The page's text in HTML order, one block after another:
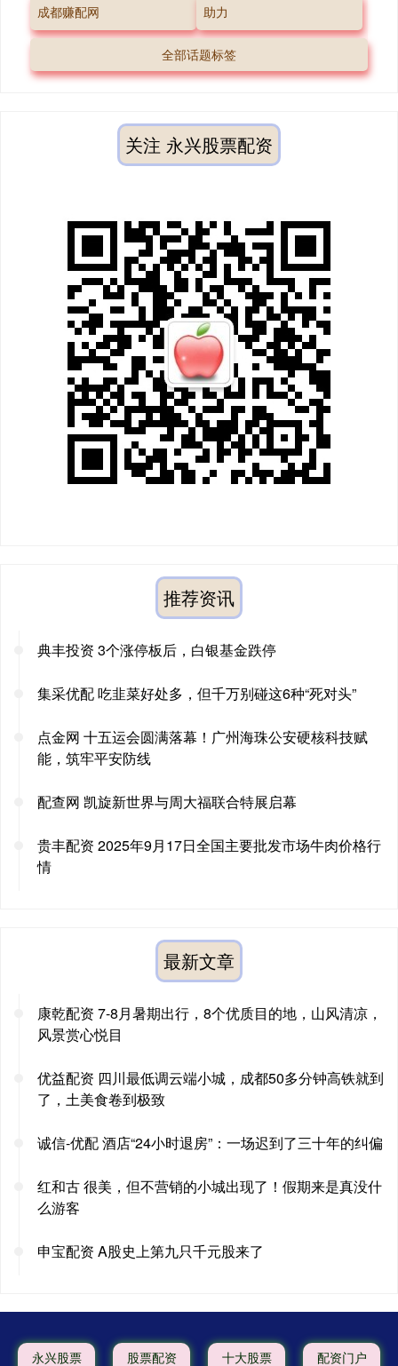
成都赚配网 助力
全部话题标签
关注 永兴股票配资
推荐资讯
典丰投资 3个涨停板后，白银基金跌停
集采优配 吃韭菜好处多，但千万别碰这6种“死对头”
点金网 十五运会圆满落幕！广州海珠公安硬核科技赋
能，筑牢平安防线
配查网 凯旋新世界与周大福联合特展启幕
贵丰配资 2025年9月17日全国主要批发市场牛肉价格行
情
最新文章
康乾配资 7-8月暑期出行，8个优质目的地，山风清凉，
风景赏心悦目
优益配资 四川最低调云端小城，成都50多分钟高铁就到
了，土美食卷到极致
诚信-优配 酒店“24小时退房”：一场迟到了三十年的纠偏
红和古 很美，但不营销的小城出现了！假期来是真没什
么游客
申宝配资 A股史上第九只千元股来了
永兴股票 股票配资 十大股票 配资门户